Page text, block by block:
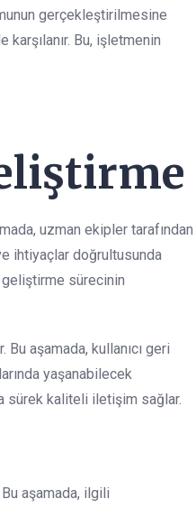
gerçekleştirilmesine
Bu, işletmenin
uzman ekipler tarafından
ihtiyaçlar doğrultusunda
geliştirme sürecinin
Bu aşamada, kullanıcı geri
yaşanabilecek
sürek kaliteli iletişim sağlar.
aşamada, ilgili